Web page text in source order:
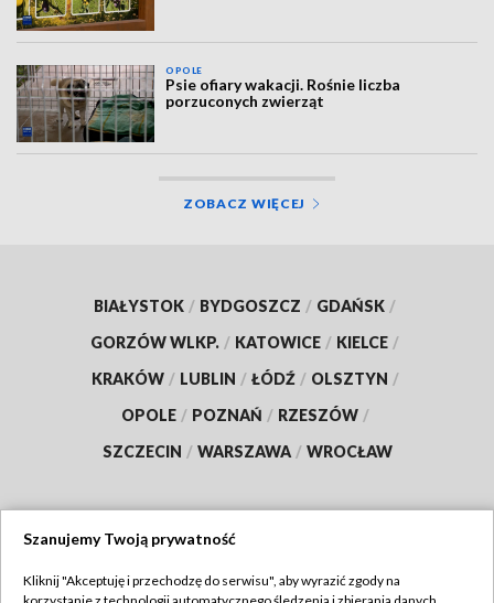
OPOLE
Psie ofiary wakacji. Rośnie liczba
porzuconych zwierząt
ZOBACZ WIĘCEJ
BIAŁYSTOK / BYDGOSZCZ / GDAŃSK /
GORZÓW WLKP. / KATOWICE / KIELCE /
KRAKÓW / LUBLIN / ŁÓDŹ / OLSZTYN /
OPOLE / POZNAŃ / RZESZÓW /
SZCZECIN / WARSZAWA / WROCŁAW
Szanujemy Twoją prywatność
Kliknij "Akceptuję i przechodzę do serwisu", aby wyrazić zgody na